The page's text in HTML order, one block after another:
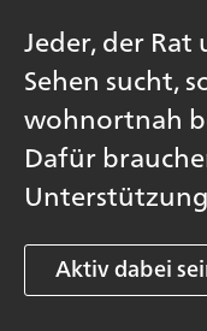
Jeder, der
Sehen sucht,
wohnortnah
Dafür
Aktiv dabei